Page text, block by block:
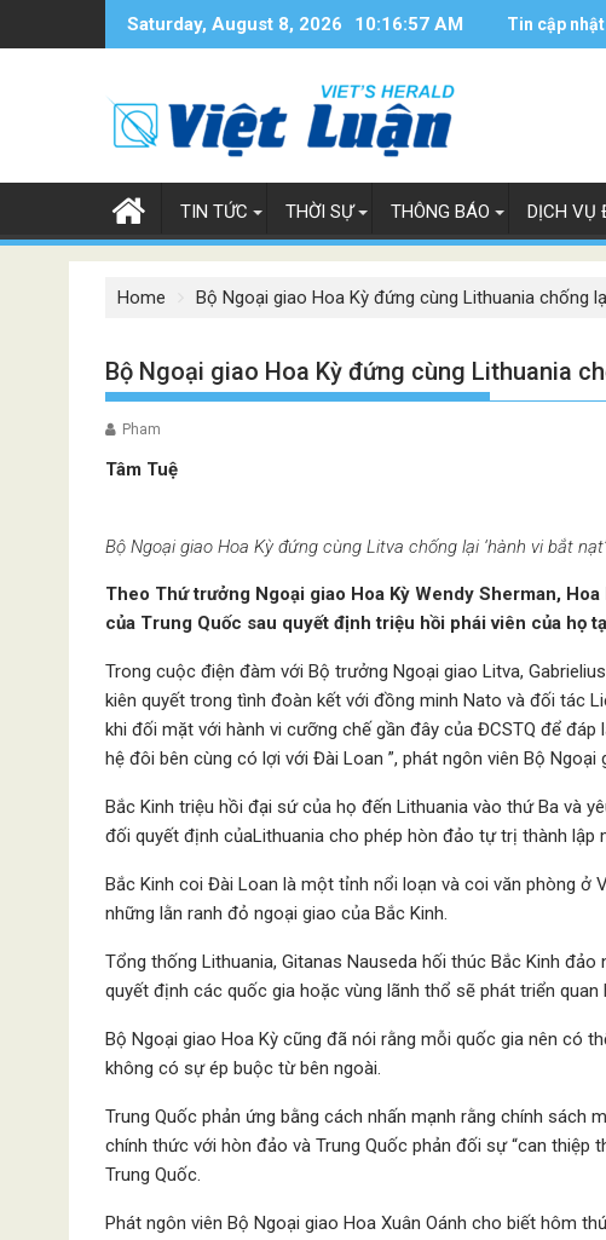
Saturday, August 8, 2026 10:16:58 AM Tin cập nhật
TIN TỨC THỜI SỰ THÔNG BÁO DỊCH VỤ
Home Bộ Ngoại giao Hoa Kỳ đứng cùng Lithuania chống
Bộ Ngoại giao Hoa Kỳ đứng cùng Lithuania
Pham
Tâm Tuệ
Bộ Ngoại giao Hoa Kỳ đứng cùng Litva chống lại ‘hành vi bắt
Theo Thứ trưởng Ngoại giao Hoa Kỳ Wendy Sherman,
của Trung Quốc sau quyết định triệu hồi phái viên của họ
Trong cuộc điện đàm với Bộ trưởng Ngoại giao Litva,
kiên quyết trong tình đoàn kết với đồng minh Nato và đối tác
khi đối mặt với hành vi cưỡng chế gần đây của ĐCSTQ để
hệ đôi bên cùng có lợi với Đài Loan ”, phát ngôn viên Bộ Ngoại
Bắc Kinh triệu hồi đại sứ của họ đến Lithuania vào thứ Ba và
đối quyết định củaLithuania cho phép hòn đảo tự trị thành lập
Bắc Kinh coi Đài Loan là một tỉnh nổi loạn và coi văn phòng ở
những lằn ranh đỏ ngoại giao của Bắc Kinh.
Tổng thống Lithuania, Gitanas Nauseda hối thúc Bắc Kinh
quyết định các quốc gia hoặc vùng lãnh thổ sẽ phát triển quan
Bộ Ngoại giao Hoa Kỳ cũng đã nói rằng mỗi quốc gia nên có
không có sự ép buộc từ bên ngoài.
Trung Quốc phản ứng bằng cách nhấn mạnh rằng chính
chính thức với hòn đảo và Trung Quốc phản đối sự “can thiệp
Trung Quốc.
Phát ngôn viên Bộ Ngoại giao Hoa Xuân Oánh cho biết hôm